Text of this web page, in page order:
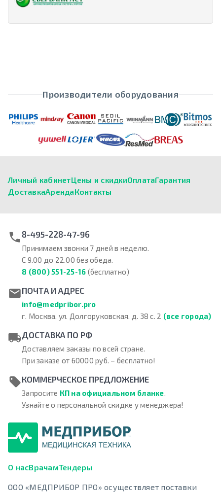
Производители оборудования
Личный кабинетЦены и скидкиОплатаГарантия
ДоставкаАрендаКонтакты
8-495-228-47-96
Принимаем звонки 7 дней в неделю.
С 9.00 до 22.00 без обеда.
8 (800) 551-25-16 (бесплатно)
ПОЧТА И АДРЕС
info@medpribor.pro
г. Москва, ул. Долгоруковская, д. 38 с. 2 (все города)
ДОСТАВКА ПО РФ
Доставляем заказы по всей стране.
При заказе от 60000 руб. – бесплатно!
КОММЕРЧЕСКОЕ ПРЕДЛОЖЕНИЕ
Запросите КП на официальном бланке.
Узнайте о персональной скидке у менеджера!
О насВрачамТендеры
ООО «МЕДПРИБОР ПРО» осуществляет поставки